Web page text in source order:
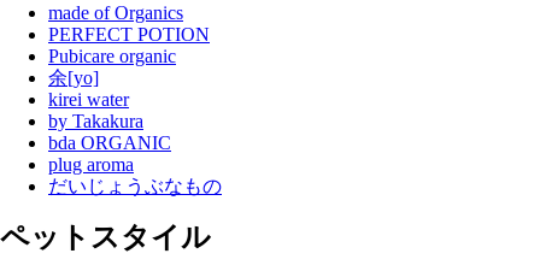
made of Organics
PERFECT POTION
Pubicare organic
余[yo]
kirei water
by Takakura
bda ORGANIC
plug aroma
だいじょうぶなもの
ペットスタイル